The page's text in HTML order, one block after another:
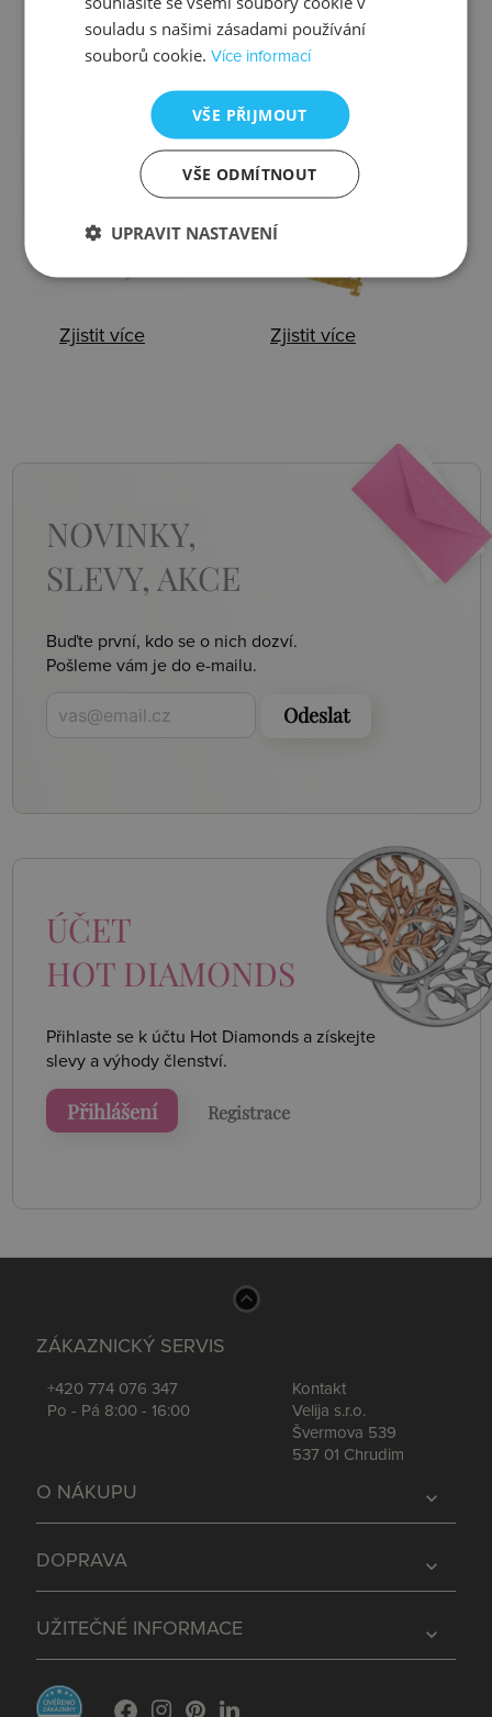
Zjistit více
Balení
Zjistit více
NOVINKY,
SLEVY, AKCE
Buďte první, kdo se o nich dozví.
Pošleme vám je do e-mailu.
Odeslat
ÚČET
HOT DIAMONDS
Přihlaste se k účtu Hot Diamonds a získejte
slevy a výhody členství.
Přihlášení Registrace
ZÁKAZNICKÝ SERVIS
+420 774 076 347
Po - Pá 8:00 - 16:00
Kontakt
Velija s.r.o.
Švermova 539
537 01 Chrudim
expand_more
O NÁKUPU
expand_more
DOPRAVA
expand_more
UŽITEČNÉ INFORMACE
souladu s našimi zásadami používání
souborů cookie.Více informací
VŠE PŘIJMOUT
VŠE ODMÍTNOUT
UPRAVIT NASTAVENÍ